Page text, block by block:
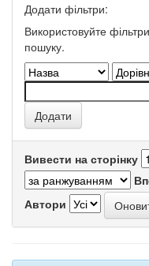
Додати фільтри:
Використовуйте
пошуку.
Вивести на сторінку
Автори